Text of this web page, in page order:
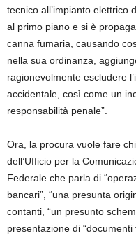
tecnico all’impianto elettrico
al primo piano e si è
canna fumaria, causando
nella sua ordinanza,
ragionevolmente escludere
accidentale, così come un
responsabilità penale”.
Ora, la procura vuole fare
dell’Ufficio per la
Federale che parla di
bancari”, “una presunta
contanti, “un presunto
presentazione di